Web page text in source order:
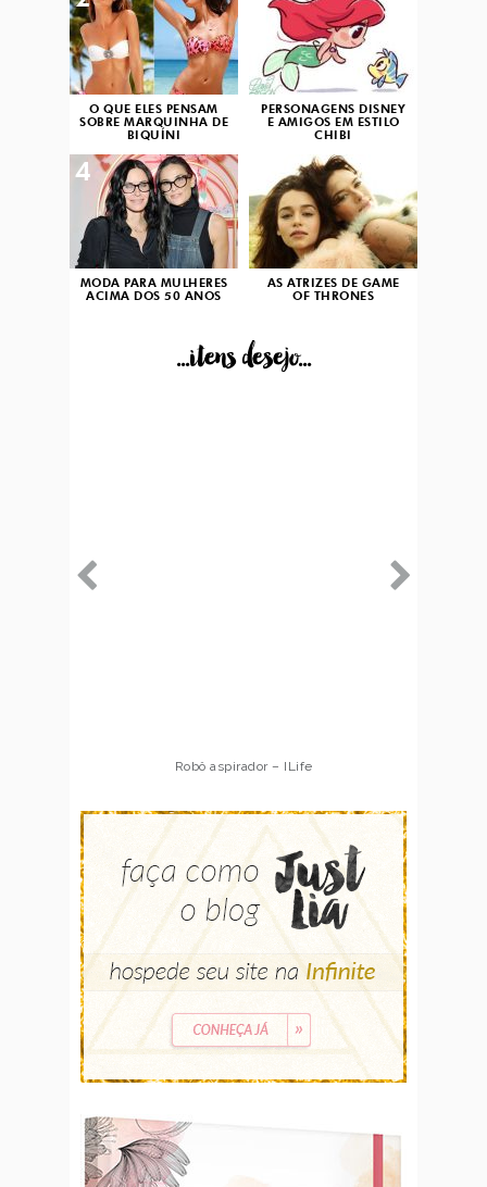
O QUE ELES PENSAM
SOBRE MARQUINHA DE
BIQUÍNI
PERSONAGENS DISNEY
E AMIGOS EM ESTILO
CHIBI
MODA PARA MULHERES
ACIMA DOS 50 ANOS
4
AS ATRIZES DE GAME
OF THRONES
...itens desejo...
Robô aspirador – ILife